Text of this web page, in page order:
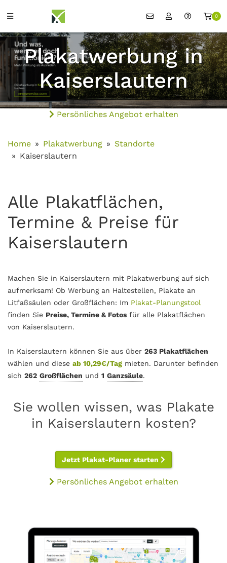
0
Plakatwerbung in
Kaiserslautern
Persönliches Angebot erhalten
Home Plakatwerbung
Standorte
Kaiserslautern
Alle Plakatflächen,
Termine & Preise für
Kaiserslautern
Machen Sie in Kaiserslautern mit Plakatwerbung auf sich
aufmerksam! Ob Werbung an Haltestellen, Plakate an
Litfaßsäulen oder Großflächen: Im Plakat-Planungstool
finden Sie Preise, Termine & Fotos für alle Plakatflächen
von Kaiserslautern.
In Kaiserslautern können Sie aus über 263 Plakatflächen
wählen und diese ab 10,29€/Tag mieten. Darunter befinden
sich 262 Großflächen und 1 Ganzsäule.
Sie wollen wissen, was Plakate
in Kaiserslautern kosten?
Jetzt Plakat-Planer starten
Persönliches Angebot erhalten